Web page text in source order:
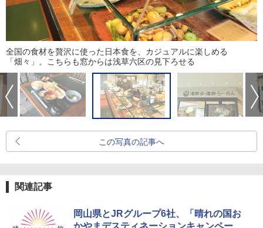
全国の食材を贅沢に使った日本食を、カジュアルに楽しめる
「畑々」。こちらも窓からは浅草六区の見下ろせる
この写真の記事へ
関連記事
岡山県とJRグループ6社、「晴れの国お
かやまデスティネーションキャンペー